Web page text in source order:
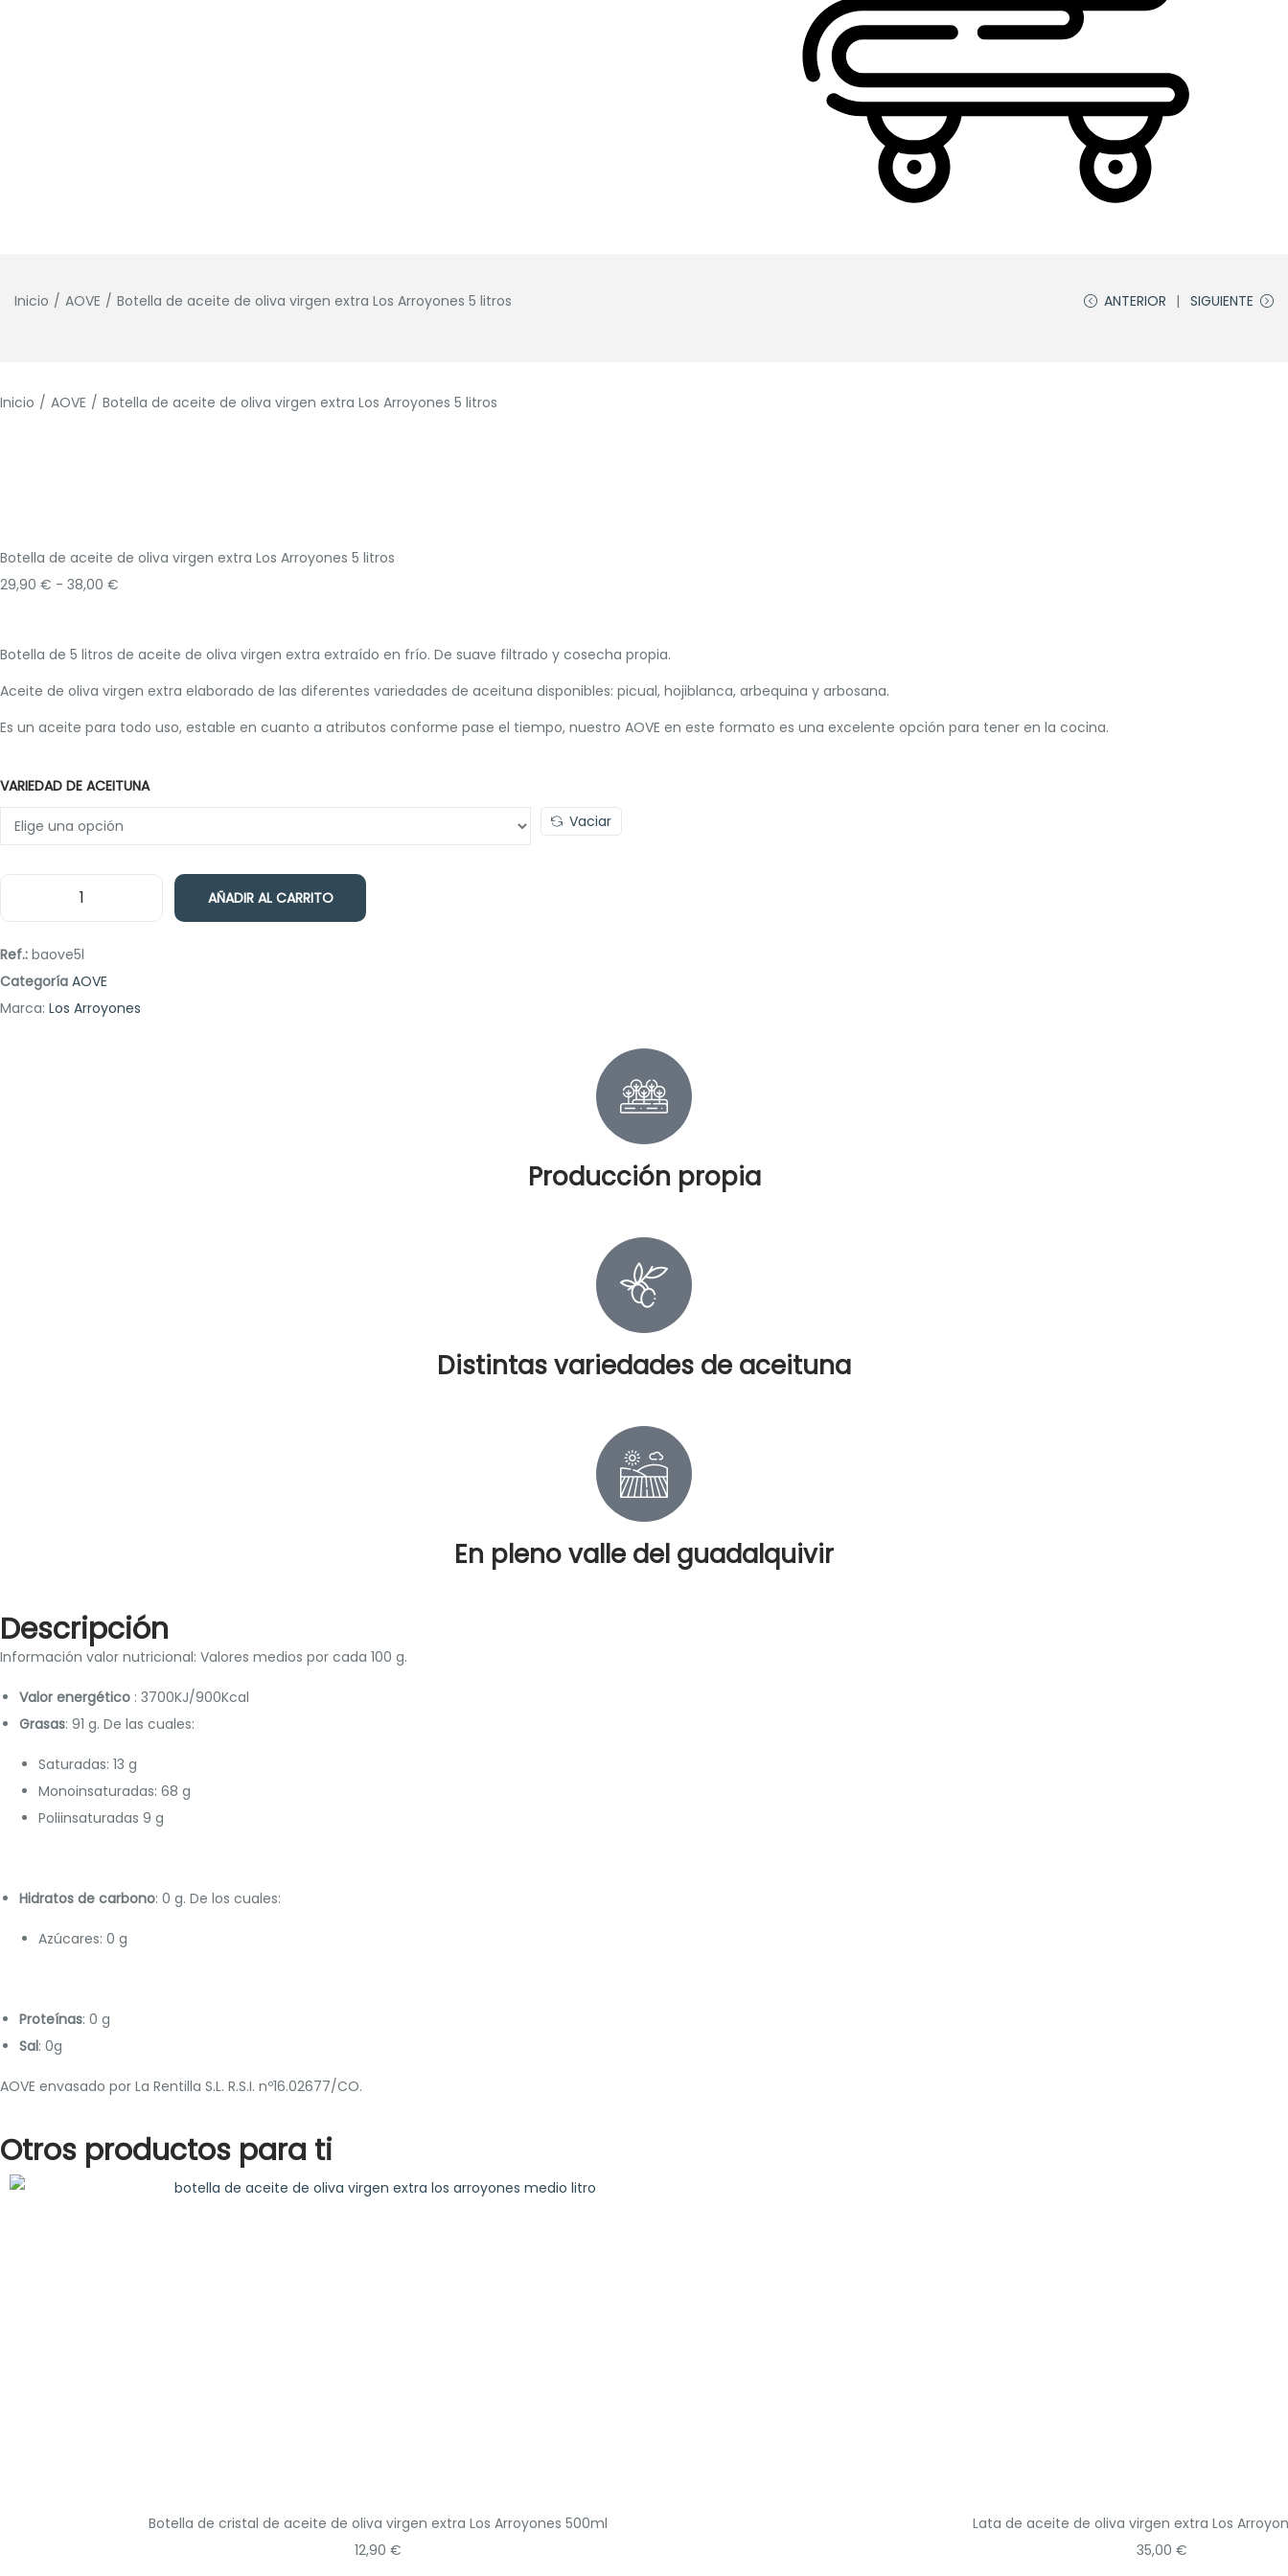
Inicio / AOVE / Botella de aceite de oliva virgen extra Los Arroyones 5 litros ANTERIOR SIGUIENTE
Inicio / AOVE / Botella de aceite de oliva virgen extra Los Arroyones 5 litros
Botella de aceite de oliva virgen extra Los Arroyones 5 litros
29,90 € - 38,00 €
Botella de 5 litros de aceite de oliva virgen extra extraído en frío. De suave filtrado y cosecha propia.
Aceite de oliva virgen extra elaborado de las diferentes variedades de aceituna disponibles: picual, hojiblanca, arbequina y arbosana.
Es un aceite para todo uso, estable en cuanto a atributos conforme pase el tiempo, nuestro AOVE en este formato es una excelente opción para tener en la cocina.
VARIEDAD DE ACEITUNA
Vaciar
AÑADIR AL CARRITO
Ref.: baove5l
Categoría AOVE
Marca: Los Arroyones
Producción propia
Distintas variedades de aceituna
En pleno valle del guadalquivir
Descripción
Información valor nutricional: Valores medios por cada 100 g.
Valor energético : 3700KJ/900Kcal
Grasas: 91 g. De las cuales:
Saturadas: 13 g
Monoinsaturadas: 68 g
Poliinsaturadas 9 g
Hidratos de carbono: 0 g. De los cuales:
Azúcares: 0 g
Proteínas: 0 g
Sal: 0g
AOVE envasado por La Rentilla S.L. R.S.I. nº16.02677/CO.
Otros productos para ti
Botella de cristal de aceite de oliva virgen extra Los Arroyones 500ml
12,90 €
Lata de aceite de oliva virgen extra Los
35,00 €